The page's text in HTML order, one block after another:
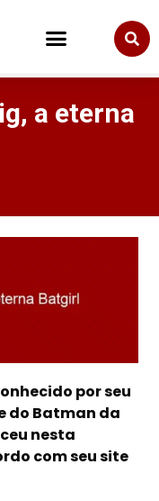
a eterna
por seu
do Batman da
nesta
com seu site